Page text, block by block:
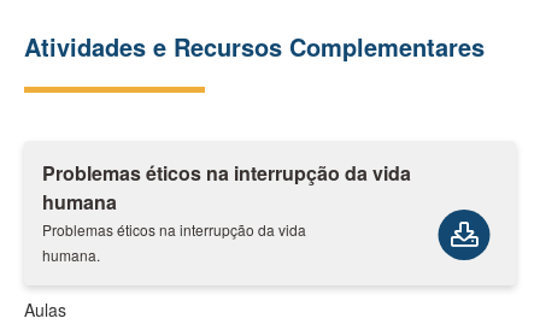
Atividades e Recursos Complementares
Problemas éticos na interrupção da vida
humana
Problemas éticos na interrupção da vida
humana.
Aulas